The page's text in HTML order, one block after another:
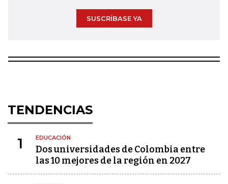
SUSCRÍBASE YA
TENDENCIAS
1 EDUCACIÓN
Dos universidades de Colombia entre
las 10 mejores de la región en 2027